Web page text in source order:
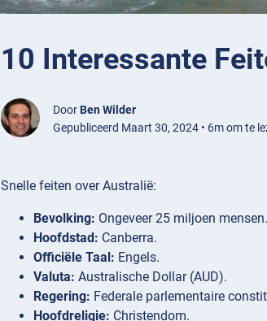
10 Interessante
Door Ben Wilder
Gepubliceerd Maart 30, 2024 • 6m om te
Snelle feiten over Australië:
Bevolking: Ongeveer 25 miljoen mensen.
Hoofdstad: Canberra.
Officiële Taal: Engels.
Valuta: Australische Dollar (AUD).
Regering: Federale parlementaire
Hoofdreligie: Christendom.